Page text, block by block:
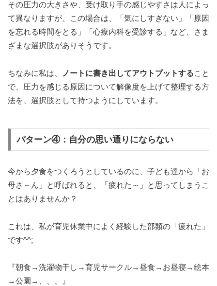
その圧力の大きさや、受け取り手の感じやすさは人によっ
て異なりますが、この場合は、「気にしすぎない」「原因
を忘れる時間をとる」「心療内科を受診する」など、さま
ざまな選択肢がありそうです。
ちなみに私は、 ノートに書き出してアウトプットすること
で、圧力を感じる原因について解像度を上げて整理する方
法を、選択肢として持つようにしています。
パターン④：自分の思い通りにならない
今から夕食をつくろうとしているのに、子ども達から「お
母さ～ん」と呼ばれると、「疲れた～」と思ってしまうこ
とはありませんか？
これは、私が育児休業中によく経験した部類の「疲れた」
です^^;
『朝食→洗濯物干し→育児サークル→昼食→お昼寝→絵本
→公園→、、、』